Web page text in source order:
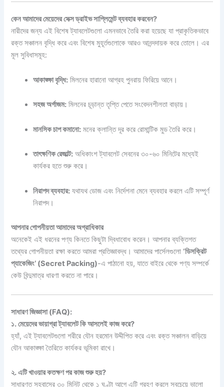
কেন আমাদের মেয়েদের সেক্স ড্রাইভ সাপ্লিমেন্ট ব্যবহার করবেন?
নারীদের জন্য এই বিশেষ ট্যাবলেটগুলো এমনভাবে তৈরি করা হয়েছে যা প্রাকৃতিকভাবে
রক্ত সঞ্চালন বৃদ্ধি করে এবং বিশেষ মুহূর্তগুলোকে আরও আনন্দদায়ক করে তোলে। এর
মূল সুবিধাসমূহ:
আকাঙ্ক্ষা বৃদ্ধি: মিলনের হারানো আগ্রহ পুনরায় ফিরিয়ে আনে।
সহজ অর্গাজম: মিলনের চূড়ান্ত তৃপ্তি পেতে সংবেদনশীলতা বাড়ায়।
মানসিক চাপ কমানো: মনের ক্লান্তি দূর করে রোমান্টিক মুড তৈরি করে।
তাৎক্ষণিক রেজাল্ট: অধিকাংশ ট্যাবলেট সেবনের ৩০-৬০ মিনিটের মধ্যেই
কার্যকর হতে শুরু করে।
নিরাপদ ব্যবহার: যথাযথ ডোজ এবং নির্দেশনা মেনে ব্যবহার করলে এটি সম্পূর্ণ
নিরাপদ।
আপনার গোপনীয়তা আমাদের অগ্রাধিকার
অনেকেই এই ধরনের পণ্য কিনতে কিছুটা দ্বিধাবোধ করেন। আপনার ব্যক্তিগত
তথ্যের গোপনীয়তা রক্ষা করতে আমরা প্রতিজ্ঞাবদ্ধ। আমাদের পার্সেলগুলো ‘ডিসক্রিট
প্যাকেজিং’ (Secret Packing)-এ পাঠানো হয়, যাতে বাইরে থেকে পণ্য সম্পর্কে
কেউ বিন্দুমাত্র ধারণা করতে না পারে।
সাধারণ জিজ্ঞাসা (FAQ):
১. মেয়েদের ভায়াগ্রা ট্যাবলেট কি আসলেই কাজ করে?
হ্যাঁ, এই ট্যাবলেটগুলো শরীরে যৌন হরমোন উদ্দীপিত করে এবং রক্ত সঞ্চালন বাড়িয়ে
যৌন আকাঙ্ক্ষা তৈরিতে কার্যকর ভূমিকা রাখে।
২. এটি খাওয়ার কতক্ষণ পর কাজ শুরু হয়?
সাধারণত সহবাসের ৩০ মিনিট থেকে ১ ঘণ্টা আগে এটি গ্রহণ করলে সবচেয়ে ভালো